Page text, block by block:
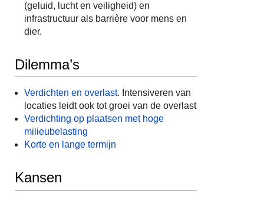
(geluid, lucht en veiligheid) en
infrastructuur als barrière voor mens en
dier.
Dilemma’s
Verdichten en overlast. Intensiveren van
locaties leidt ook tot groei van de overlast
Verdichting op plaatsen met hoge
milieubelasting
Korte en lange termijn
Kansen